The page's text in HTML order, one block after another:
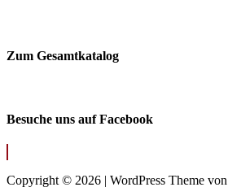
Zum Gesamtkatalog
Besuche uns auf Facebook
Copyright © 2026 | WordPress Theme von